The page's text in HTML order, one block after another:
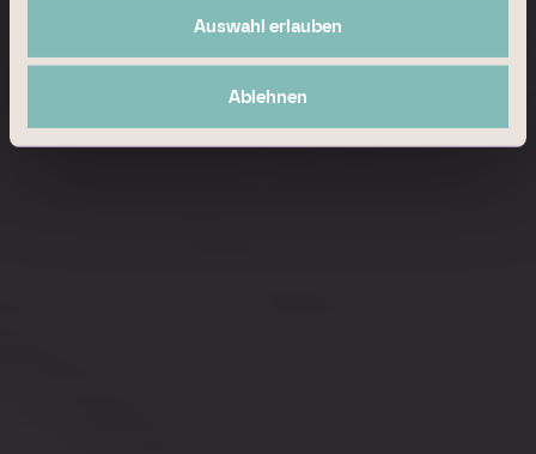
Auswahl erlauben
Ablehnen
langfristige, werthaltige Mietver­träge und erhöht nach­haltig
die Werte von Bestands­immobilien.